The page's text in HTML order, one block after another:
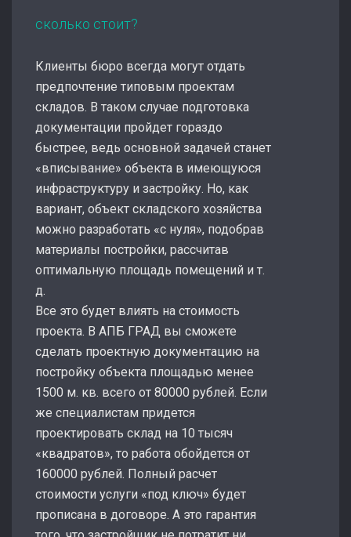
сколько стоит?
Клиенты бюро всегда могут отдать
предпочтение типовым проектам
складов. В таком случае подготовка
документации пройдет гораздо
быстрее, ведь основной задачей станет
«вписывание» объекта в имеющуюся
инфраструктуру и застройку. Но, как
вариант, объект складского хозяйства
можно разработать «с нуля», подобрав
материалы постройки, рассчитав
оптимальную площадь помещений и т.
д.
Все это будет влиять на стоимость
проекта. В АПБ ГРАД вы сможете
сделать проектную документацию на
постройку объекта площадью менее
1500 м. кв. всего от 80000 рублей. Если
же специалистам придется
проектировать склад на 10 тысяч
«квадратов», то работа обойдется от
160000 рублей. Полный расчет
стоимости услуги «под ключ» будет
прописана в договоре. А это гарантия